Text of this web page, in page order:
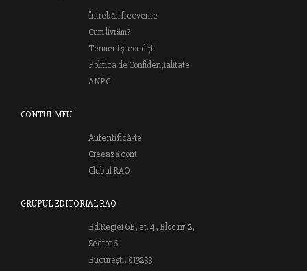
Întrebări frecvente
Cum livrăm?
Termeni și condiții
Politica de Confidențialitate
ANPC
CONTUL MEU
Autentifică-te
Creează cont
Clubul RAO
GRUPUL EDITORIAL RAO
Bd.Regiei 6B, et. 4 , Bloc nr. 2,
Sector 6
București, 013233